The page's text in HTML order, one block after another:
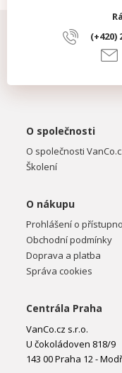
(+420)
O společnosti
O společnosti
Školení
O nákupu
Prohlášení o
Obchodní podmínky
Doprava a platba
Správa cookies
Centrála Praha
VanCo.cz s.r.o.
U čokoládoven 818/9
143 00 Praha 12 -